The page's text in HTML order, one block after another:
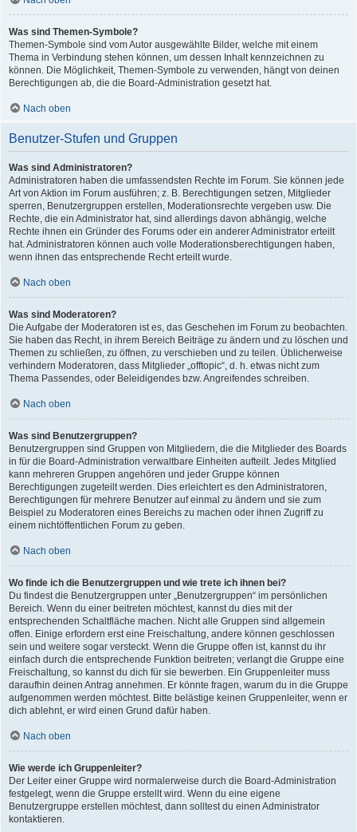
Was sind Themen-Symbole?
Themen-Symbole sind vom Autor ausgewählte Bilder, welche mit einem
Thema in Verbindung stehen können, um dessen Inhalt kennzeichnen zu
können. Die Möglichkeit, Themen-Symbole zu verwenden, hängt von deinen
Berechtigungen ab, die die Board-Administration gesetzt hat.
Nach oben
Benutzer-Stufen und Gruppen
Was sind Administratoren?
Administratoren haben die umfassendsten Rechte im Forum. Sie können jede
Art von Aktion im Forum ausführen; z. B. Berechtigungen setzen, Mitglieder
sperren, Benutzergruppen erstellen, Moderationsrechte vergeben usw. Die
Rechte, die ein Administrator hat, sind allerdings davon abhängig, welche
Rechte ihnen ein Gründer des Forums oder ein anderer Administrator erteilt
hat. Administratoren können auch volle Moderationsberechtigungen haben,
wenn ihnen das entsprechende Recht erteilt wurde.
Nach oben
Was sind Moderatoren?
Die Aufgabe der Moderatoren ist es, das Geschehen im Forum zu beobachten.
Sie haben das Recht, in ihrem Bereich Beiträge zu ändern und zu löschen und
Themen zu schließen, zu öffnen, zu verschieben und zu teilen. Üblicherweise
verhindern Moderatoren, dass Mitglieder „offtopic“, d. h. etwas nicht zum
Thema Passendes, oder Beleidigendes bzw. Angreifendes schreiben.
Nach oben
Was sind Benutzergruppen?
Benutzergruppen sind Gruppen von Mitgliedern, die die Mitglieder des Boards
in für die Board-Administration verwaltbare Einheiten aufteilt. Jedes Mitglied
kann mehreren Gruppen angehören und jeder Gruppe können
Berechtigungen zugeteilt werden. Dies erleichtert es den Administratoren,
Berechtigungen für mehrere Benutzer auf einmal zu ändern und sie zum
Beispiel zu Moderatoren eines Bereichs zu machen oder ihnen Zugriff zu
einem nichtöffentlichen Forum zu geben.
Nach oben
Wo finde ich die Benutzergruppen und wie trete ich ihnen bei?
Du findest die Benutzergruppen unter „Benutzergruppen“ im persönlichen
Bereich. Wenn du einer beitreten möchtest, kannst du dies mit der
entsprechenden Schaltfläche machen. Nicht alle Gruppen sind allgemein
offen. Einige erfordern erst eine Freischaltung, andere können geschlossen
sein und weitere sogar versteckt. Wenn die Gruppe offen ist, kannst du ihr
einfach durch die entsprechende Funktion beitreten; verlangt die Gruppe eine
Freischaltung, so kannst du dich für sie bewerben. Ein Gruppenleiter muss
daraufhin deinen Antrag annehmen. Er könnte fragen, warum du in die Gruppe
aufgenommen werden möchtest. Bitte belästige keinen Gruppenleiter, wenn er
dich ablehnt, er wird einen Grund dafür haben.
Nach oben
Wie werde ich Gruppenleiter?
Der Leiter einer Gruppe wird normalerweise durch die Board-Administration
festgelegt, wenn die Gruppe erstellt wird. Wenn du eine eigene
Benutzergruppe erstellen möchtest, dann solltest du einen Administrator
kontaktieren.